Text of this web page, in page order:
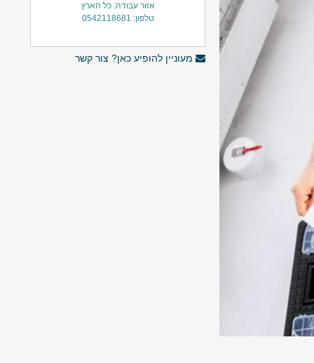
אזור עבודה: כל הארץ
טלפון: 0542118681
מעוניין להופיע כאן? צור קשר